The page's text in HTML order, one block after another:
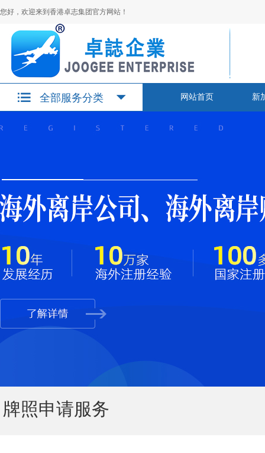
您好，欢迎来到香港卓志集团官方网站！
全部服务分类 网站首页 新
牌照申请服务